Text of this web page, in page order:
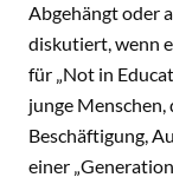
Abgehängt oder
diskutiert, wenn
für „Not in
junge Menschen,
Beschäftigung,
einer